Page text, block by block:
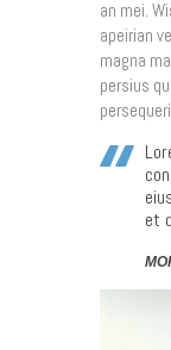
an mei.
apeirian
magna
persius
et